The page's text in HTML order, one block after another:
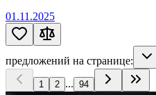
01.11.2025
предложений на странице:
1 2 ... 94